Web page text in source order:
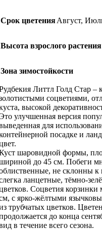
Срок цветенияАвгуст,
Высота взрослого растения
Зона зимостойкости
Литтл Голд Стар –
соцветиями,
высокой
улучшенная версия
для
посадке и
шаровидной формы,
до 45 см. Побеги
не склонны
ланцетные, тёмно-
Соцветия
с ярко-жёлтыми
трубчатых цветков.
до конца
в течение всего сезона.